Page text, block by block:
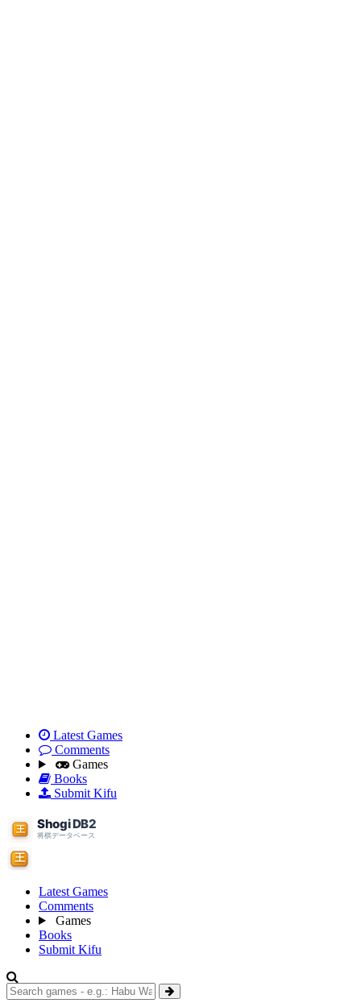
Latest Games
Comments
Games
Books
Submit Kifu
Latest Games
Comments
Games
Books
Submit Kifu